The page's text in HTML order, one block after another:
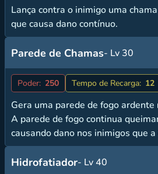
Lança contra o inimigo uma chama
que causa dano contínuo.
Parede de Chamas- Lv 30
Poder: 250 Tempo de Recarga: 12
Gera uma parede de fogo
A parede de fogo continua
causando dano nos inimigos que
Hidrofatiador- Lv 40